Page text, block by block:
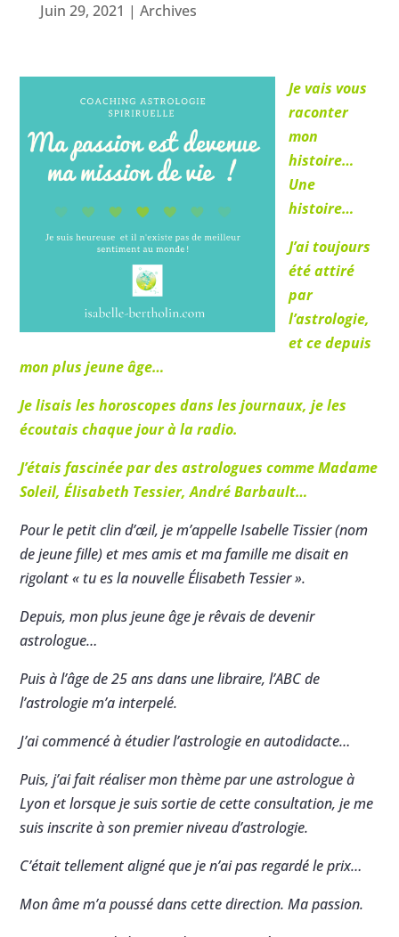
Juin 29, 2021 | Archives
Je vais vous
raconter
mon
histoire…
Une
histoire…
J’ai toujours
été attiré
par
l’astrologie,
et ce depuis
mon plus jeune âge…
Je lisais les horoscopes dans les journaux, je les
écoutais chaque jour à la radio.
J’étais fascinée par des astrologues comme Madame
Soleil, Élisabeth Tessier, André Barbault…
Pour le petit clin d’œil, je m’appelle Isabelle Tissier (nom
de jeune fille) et mes amis et ma famille me disait en
rigolant « tu es la nouvelle Élisabeth Tessier ».
Depuis, mon plus jeune âge je rêvais de devenir
astrologue…
Puis à l’âge de 25 ans dans une libraire, l’ABC de
l’astrologie m’a interpelé.
J’ai commencé à étudier l’astrologie en autodidacte…
Puis, j’ai fait réaliser mon thème par une astrologue à
Lyon et lorsque je suis sortie de cette consultation, je me
suis inscrite à son premier niveau d’astrologie.
C’était tellement aligné que je n’ai pas regardé le prix…
Mon âme m’a poussé dans cette direction. Ma passion.